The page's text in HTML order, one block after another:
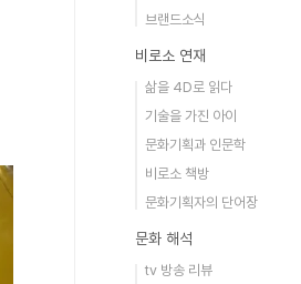
브랜드소식
비로소 연재
삶을 4D로 읽다
기술을 가진 아이
문화기획과 인문학
비로소 책방
문화기획자의 단어장
문화 해석
tv 방송 리뷰